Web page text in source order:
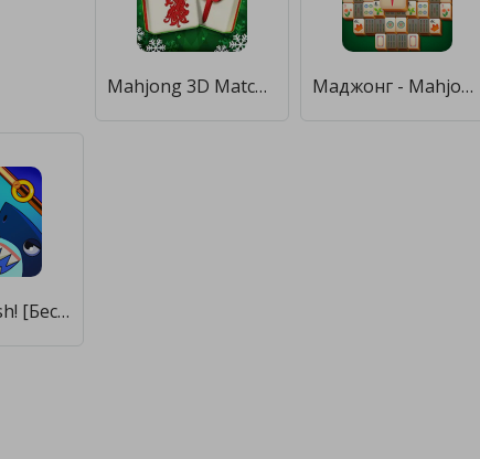
Mahjong 3D Matching Puzzle [Мод меню] Маджонг - Mahjong [Бесплатные покупки]
Save The Fish! [Бесплатные покупки]